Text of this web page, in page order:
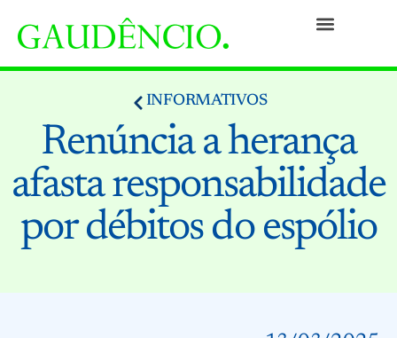
INFORMATIVOS
Renúncia a herança
afasta responsabilidade
por débitos do espólio